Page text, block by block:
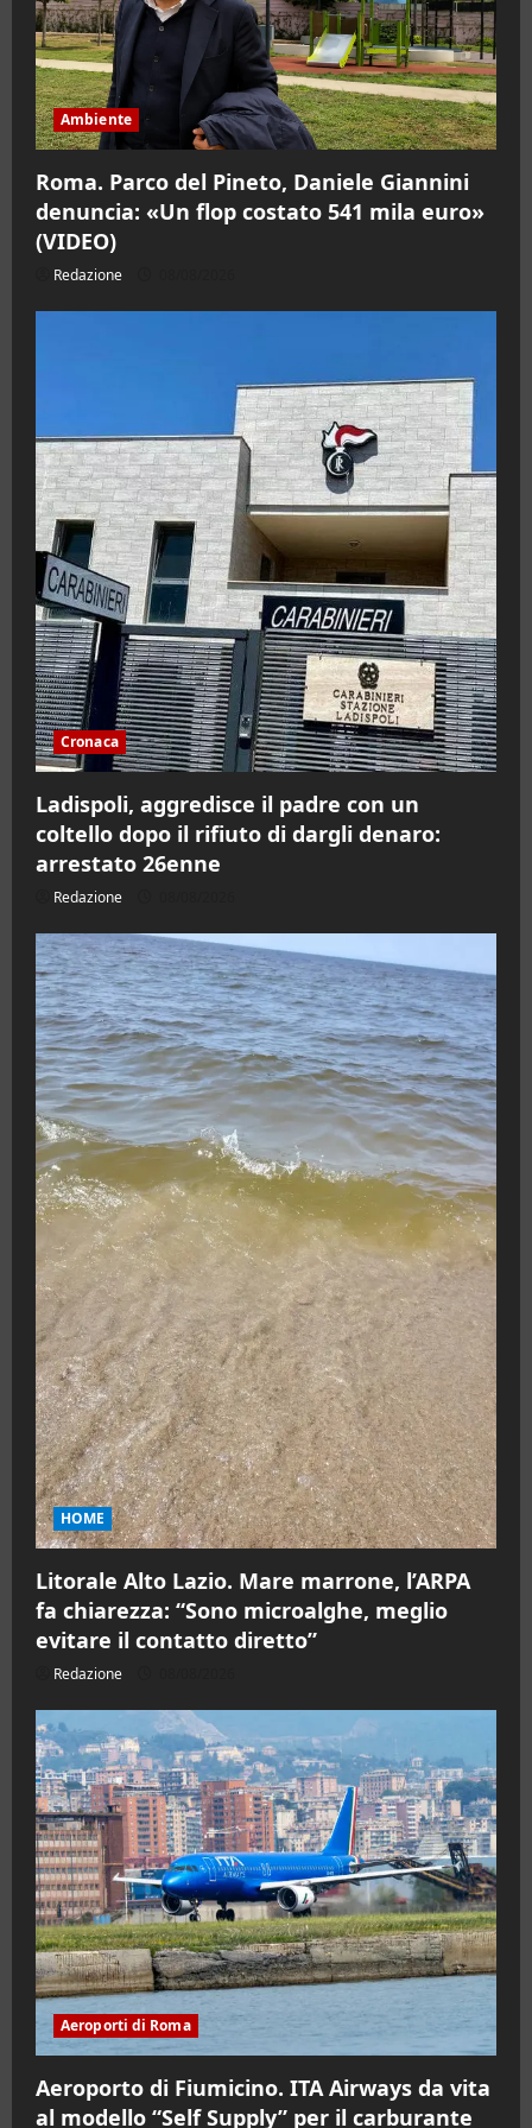
Ambiente
Roma. Parco del Pineto, Daniele Giannini
denuncia: «Un flop costato 541 mila euro»
(VIDEO)
Redazione
Cronaca
Ladispoli, aggredisce il padre con un
coltello dopo il rifiuto di dargli denaro:
arrestato 26enne
Redazione
HOME
Litorale Alto Lazio. Mare marrone, l’ARPA
fa chiarezza: “Sono microalghe, meglio
evitare il contatto diretto”
Redazione
Aeroporti di Roma
Aeroporto di Fiumicino. ITA Airways da vita
al modello “Self Supply” per il carburante